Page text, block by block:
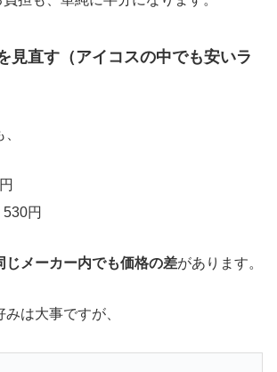
見直す（アイコスの中でも安いラ
円
じメーカー内でも価格の差があります。
は大事ですが、